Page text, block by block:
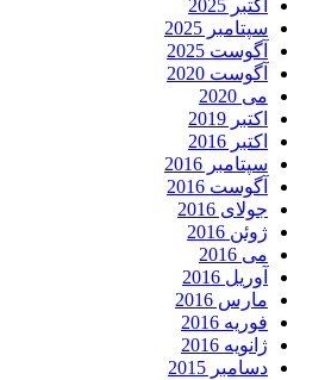
اکتبر 2025
سپتامبر 2025
آگوست 2025
آگوست 2020
می 2020
اکتبر 2019
اکتبر 2016
سپتامبر 2016
آگوست 2016
جولای 2016
ژوئن 2016
می 2016
آوریل 2016
مارس 2016
فوریه 2016
ژانویه 2016
دسامبر 2015